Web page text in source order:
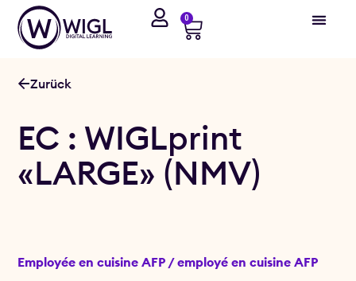
0
Zurück
EC : WIGLprint
«LARGE» (NMV)
Employée en cuisine AFP / employé en cuisine AFP